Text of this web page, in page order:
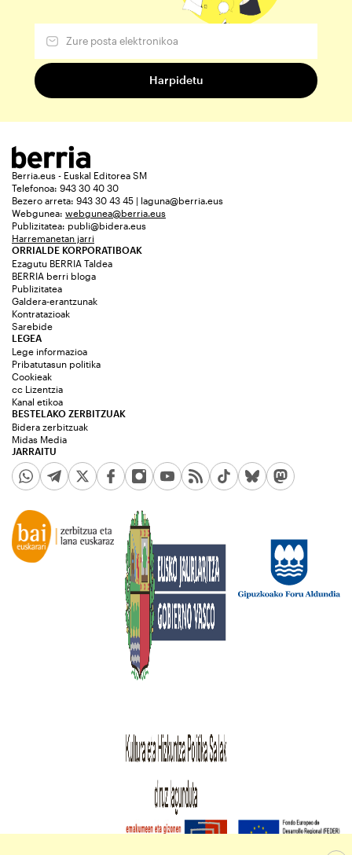
Berria.eus - Euskal Editorea SM
Telefonoa: 943 30 40 30
Bezero arreta: 943 30 43 45 | laguna@berria.eus
Webgunea: webgunea@berria.eus
Publizitatea: publi@bidera.eus
Harremanetan jarri
ORRIALDE KORPORATIBOAK
Ezagutu BERRIA Taldea
BERRIA berri bloga
Publizitatea
Galdera-erantzunak
Kontratazioak
Sarebide
JARRAITU
LEGEA
Lege informazioa
Pribatutasun politika
Cookieak
cc Lizentzia
Kanal etikoa
BESTELAKO ZERBITZUAK
Bidera zerbitzuak
Midas Media